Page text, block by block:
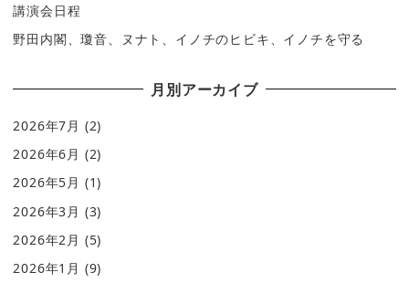
講演会日程
野田内閣、瓊音、ヌナト、イノチのヒビキ、イノチを守る
月別アーカイブ
2026年7月 (2)
2026年6月 (2)
2026年5月 (1)
2026年3月 (3)
2026年2月 (5)
2026年1月 (9)